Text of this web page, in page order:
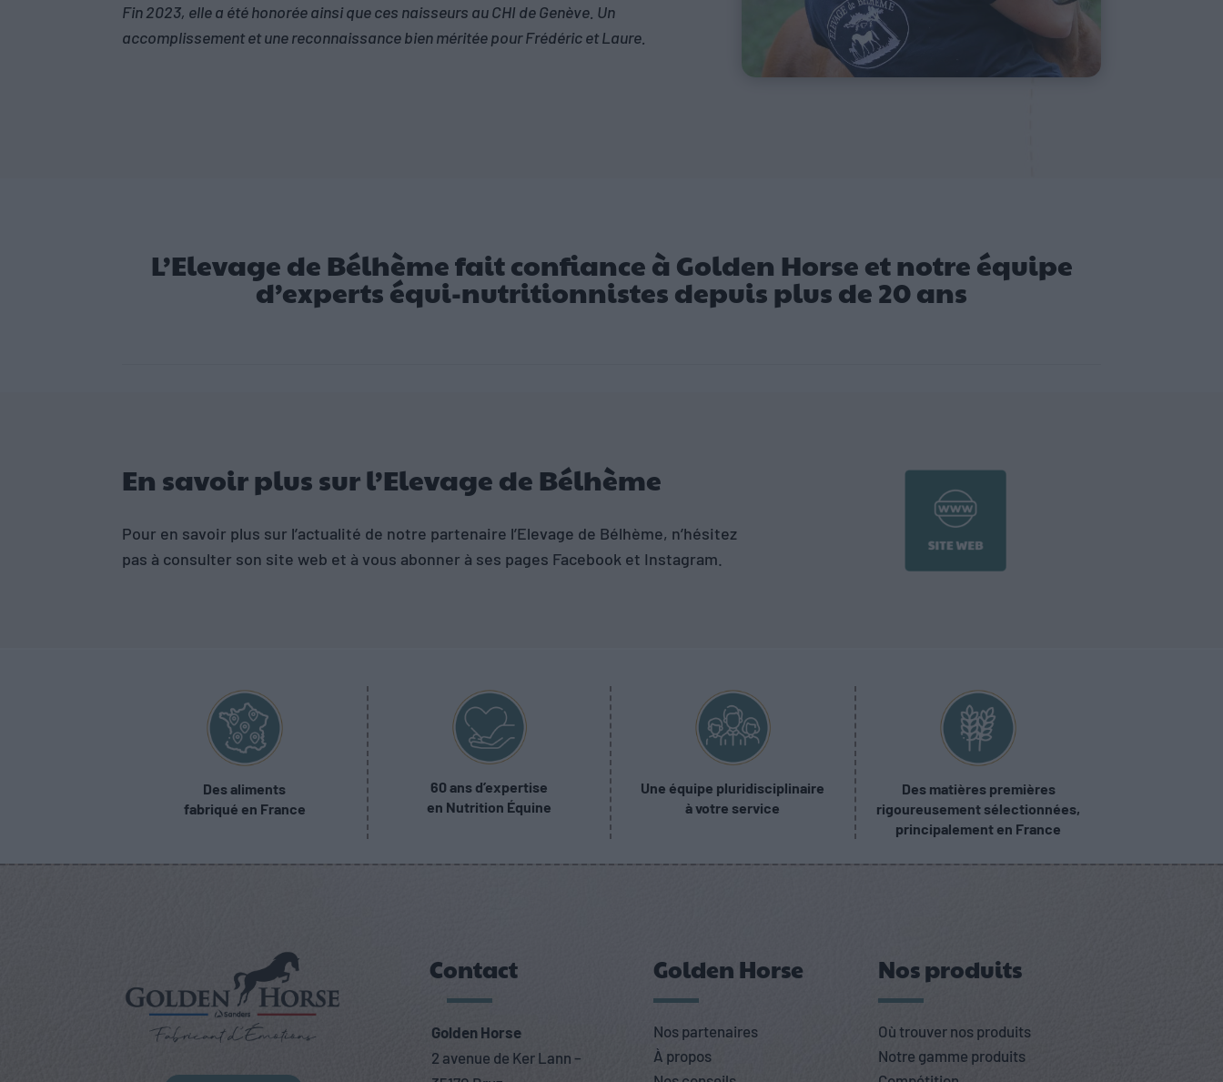
Fin 2023, elle a été honorée ainsi que ces naisseurs au CHI de Genève. Un
accomplissement et une reconnaissance bien méritée pour Frédéric et Laure.
L’Elevage de Bélhème fait confiance à Golden Horse et notre équipe
d’experts équi-nutritionnistes depuis plus de 20 ans
En savoir plus sur l’Elevage de Bélhème
Pour en savoir plus sur l’actualité de notre partenaire l’Elevage de Bélhème, n’hésitez
pas à consulter son site web et à vous abonner à ses pages Facebook et Instagram.
Des aliments
fabriqué en France
60 ans d’expertise
en Nutrition Équine
Une équipe pluridisciplinaire
à votre service
Des matières premières
rigoureusement sélectionnées,
principalement en France
Contact
Golden Horse
2 avenue de Ker Lann –
Golden Horse
Nos partenaires
À propos
Nos produits
Où trouver nos produits
Notre gamme produits